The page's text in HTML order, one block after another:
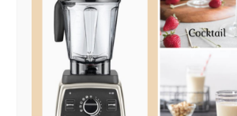
Le Magazine Naturo
Je suis Evy, Naturopathe spécialisée dans